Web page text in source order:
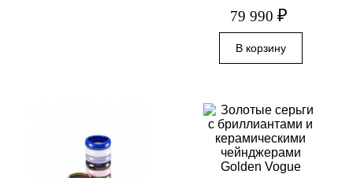
79 990 ₽